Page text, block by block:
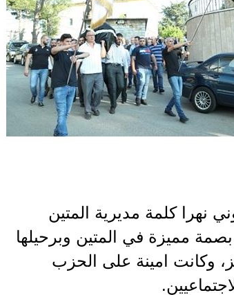
نهرا كلمة مديرية المتين
مميزة في المتين وبرحيلها
وكانت امينة على الحزب